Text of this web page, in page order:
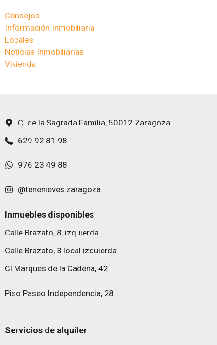
Consejos
Información Inmobiliaria
Locales
Noticias Inmobiliarias
Vivienda
C. de la Sagrada Familia, 50012 Zaragoza
629 92 81 98
976 23 49 88
@tenenieves.zaragoza
Inmuebles disponibles
Calle Brazato, 8, izquierda
Calle Brazato, 3 local izquierda
Cl Marques de la Cadena, 42
Piso Paseo Independencia, 28
Servicios de alquiler